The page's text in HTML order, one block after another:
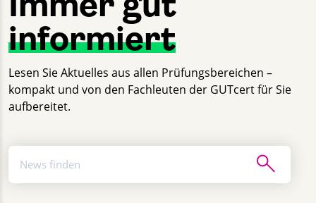
informiert
Lesen Sie Aktuelles aus allen Prüfungsbereichen –
kompakt und von den Fachleuten der GUTcert für Sie
aufbereitet.